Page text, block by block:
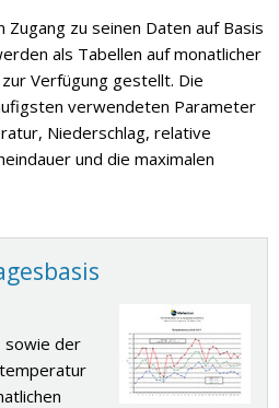
zu seinen Daten auf Basis
als Tabellen auf monatlicher
Verfügung gestellt. Die
verwendeten Parameter
Niederschlag, relative
und die maximalen
sowie der